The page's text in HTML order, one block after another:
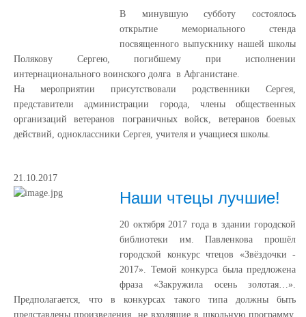
В минувшую субботу состоялось
открытие мемориального стенда
посвященного выпускнику нашей школы
Полякову Сергею, погибшему при исполнении
интернационального воинского долга в Афганистане.
На мероприятии присутствовали родственники Сергея,
представители администрации города, члены общественных
организаций ветеранов пограничных войск, ветеранов боевых
действий, одноклассники Сергея, учителя и учащиеся школы.
21.10.2017
Наши чтецы лучшие!
20 октября 2017 года в здании городской
библиотеки им. Павленкова прошёл
городской конкурс чтецов «Звёздочки -
2017». Темой конкурса была предложена
фраза «Закружила осень золотая…».
Предполагается, что в конкурсах такого типа должны быть
представлены произведения, не входящие в школьную программу.